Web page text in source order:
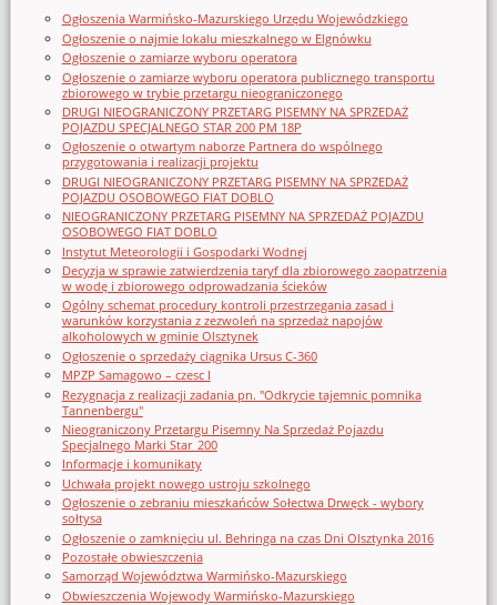
Ogłoszenia Warmińsko-Mazurskiego Urzędu Wojewódzkiego
Ogłoszenie o najmie lokalu mieszkalnego w Elgnówku
Ogłoszenie o zamiarze wyboru operatora
Ogłoszenie o zamiarze wyboru operatora publicznego transportu
zbiorowego w trybie przetargu nieograniczonego
DRUGI NIEOGRANICZONY PRZETARG PISEMNY NA SPRZEDAŻ
POJAZDU SPECJALNEGO STAR 200 PM 18P
Ogłoszenie o otwartym naborze Partnera do wspólnego
przygotowania i realizacji projektu
DRUGI NIEOGRANICZONY PRZETARG PISEMNY NA SPRZEDAŻ
POJAZDU OSOBOWEGO FIAT DOBLO
NIEOGRANICZONY PRZETARG PISEMNY NA SPRZEDAŻ POJAZDU
OSOBOWEGO FIAT DOBLO
Instytut Meteorologii i Gospodarki Wodnej
Decyzja w sprawie zatwierdzenia taryf dla zbiorowego zaopatrzenia
w wodę i zbiorowego odprowadzania ścieków
Ogólny schemat procedury kontroli przestrzegania zasad i
warunków korzystania z zezwoleń na sprzedaż napojów
alkoholowych w gminie Olsztynek
Ogłoszenie o sprzedaży ciągnika Ursus C-360
MPZP Samagowo – czesc I
Rezygnacja z realizacji zadania pn. "Odkrycie tajemnic pomnika
Tannenbergu"
Nieograniczony Przetargu Pisemny Na Sprzedaż Pojazdu
Specjalnego Marki Star_200
Informacje i komunikaty
Uchwała projekt nowego ustroju szkolnego
Ogłoszenie o zebraniu mieszkańców Sołectwa Drwęck - wybory
sołtysa
Ogłoszenie o zamknięciu ul. Behringa na czas Dni Olsztynka 2016
Pozostałe obwieszczenia
Samorząd Województwa Warmińsko-Mazurskiego
Obwieszczenia Wojewody Warmińsko-Mazurskiego